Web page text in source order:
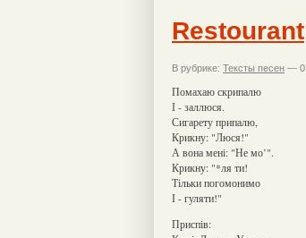
Restourant
В рубрике: Тексты песен —
Помахаю скрипалю
І - заллюся.
Сигарету припалю,
Крикну: "Люся!"
А вона мені: "Не мо’".
Крикну: "*ля ти!
Тільки погомонимо
І - гуляти!"
Приспів: